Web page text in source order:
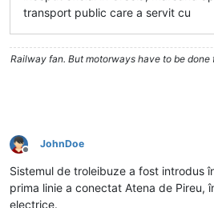
transport public care a servit cu
Railway fan. But motorways have to be done
Deconectat
JohnDoe
Sistemul de troleibuze a fost introdus
prima linie a conectat Atena de Pireu,
electrice.